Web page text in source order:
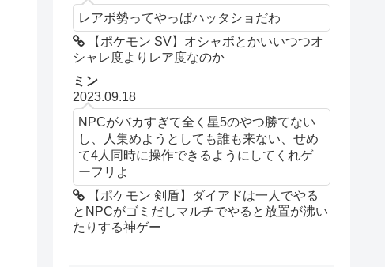
レアボ勢ってやっぱハッタショだわ
【ポケモン SV】オシャボとかいいつつオ
シャレ度よりレア度なのか
ミン
2023.09.18
NPCがバカすぎて全く星5のやつ勝てない
し、人集めようとしても誰も来ない、せめ
て4人同時に操作できるようにしてくれゲ
ーフリよ
【ポケモン 剣盾】ダイアドは一人でやる
とNPCがゴミだしマルチでやると放置が沸い
たりする神ゲー